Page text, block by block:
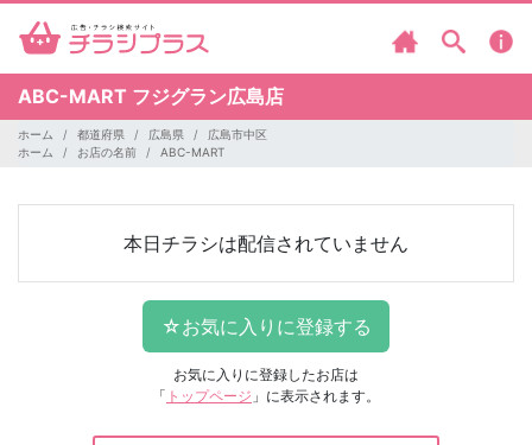
ABC-MART フジグラン広島店
ホーム 都道府県 広島県
広島市中区
ホーム
お店の名前 ABC-MART
本日チラシは配信されていません
お気に入りに登録したお店は
「 トップページ 」に表示されます。